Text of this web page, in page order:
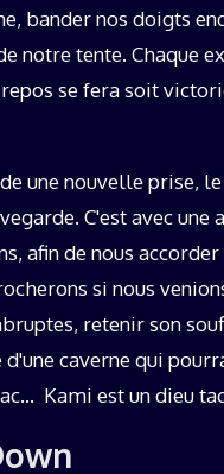
bander nos doigts
notre tente. Chaque
se fera soit
une nouvelle prise,
C'est avec
afin de nous
si nous
retenir son
caverne qui
Kami est un dieu